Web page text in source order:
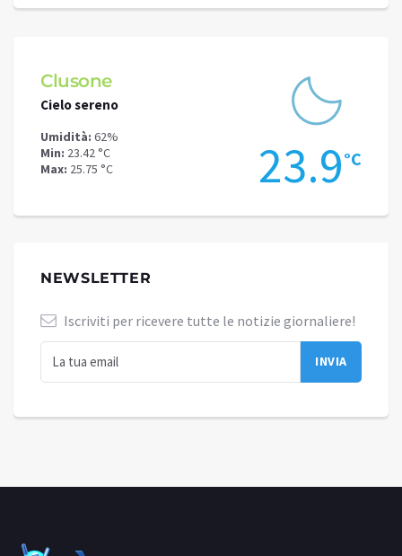
Clusone
Cielo sereno
Umidità: 62%
Min: 23.42 °C
Max: 25.75 °C 23.9°C
NEWSLETTER
Iscriviti per ricevere tutte le notizie giornaliere!